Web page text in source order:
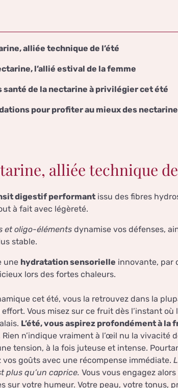
alliée technique de l’été
l’allié estival de la femme
santé de la nectarine à privilégier cet été
pour profiter au mieux des
alliée technique de
digestif performant issu des fibres
à fait avec légèreté.
et oligo-éléments dynamise vos défenses,
stable.
une hydratation sensorielle innovante, par
lors des fortes chaleurs.
cet été, vous la retrouvez dans la
Vous misez sur ce fruit dès l’instant
L’été, vous aspirez profondément à la
Rien n’indique vraiment à l’œil nu la vivacité
tension, à la fois juteuse et intense.
goûts avec une récompense immédiate.
plus qu’un caprice. Vous vous engagez
sur votre humeur. Votre peau, votre tonus,